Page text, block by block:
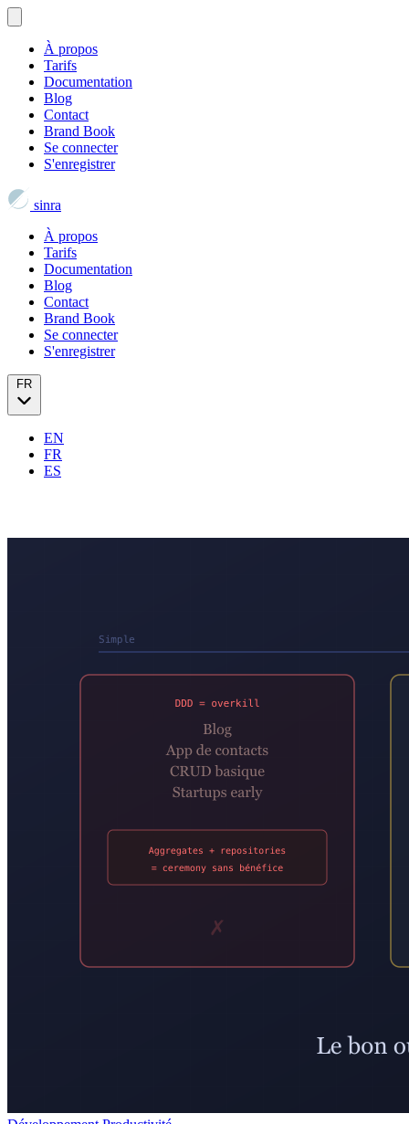
À propos
Tarifs
Documentation
Blog
Contact
Brand Book
Se connecter
S'enregistrer
sinra
À propos
Tarifs
Documentation
Blog
Contact
Brand Book
Se connecter
S'enregistrer
EN
FR
ES